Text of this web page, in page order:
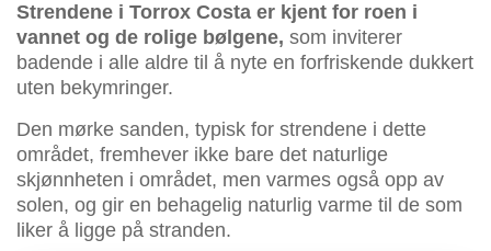
Strendene i Torrox Costa er kjent for roen i
vannet og de rolige bølgene, som inviterer
badende i alle aldre til å nyte en forfriskende dukkert
uten bekymringer.
Den mørke sanden, typisk for strendene i dette
området, fremhever ikke bare det naturlige
skjønnheten i området, men varmes også opp av
solen, og gir en behagelig naturlig varme til de som
liker å ligge på stranden.